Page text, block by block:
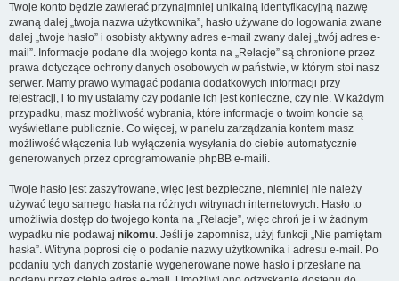
Twoje konto będzie zawierać przynajmniej unikalną identyfikacyjną nazwę
zwaną dalej „twoja nazwa użytkownika”, hasło używane do logowania zwane
dalej „twoje hasło” i osobisty aktywny adres e-mail zwany dalej „twój adres e-
mail”. Informacje podane dla twojego konta na „Relacje” są chronione przez
prawa dotyczące ochrony danych osobowych w państwie, w którym stoi nasz
serwer. Mamy prawo wymagać podania dodatkowych informacji przy
rejestracji, i to my ustalamy czy podanie ich jest konieczne, czy nie. W każdym
przypadku, masz możliwość wybrania, które informacje o twoim koncie są
wyświetlane publicznie. Co więcej, w panelu zarządzania kontem masz
możliwość włączenia lub wyłączenia wysyłania do ciebie automatycznie
generowanych przez oprogramowanie phpBB e-maili.
Twoje hasło jest zaszyfrowane, więc jest bezpieczne, niemniej nie należy
używać tego samego hasła na różnych witrynach internetowych. Hasło to
umożliwia dostęp do twojego konta na „Relacje”, więc chroń je i w żadnym
wypadku nie podawaj nikomu. Jeśli je zapomnisz, użyj funkcji „Nie pamiętam
hasła”. Witryna poprosi cię o podanie nazwy użytkownika i adresu e-mail. Po
podaniu tych danych zostanie wygenerowane nowe hasło i przesłane na